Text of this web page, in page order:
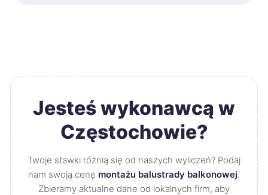
Jesteś wykonawcą w
Częstochowie?
Twoje stawki różnią się od naszych wyliczeń? Podaj
nam swoją cenę montażu balustrady balkonowej.
Zbieramy aktualne dane od lokalnych firm, aby